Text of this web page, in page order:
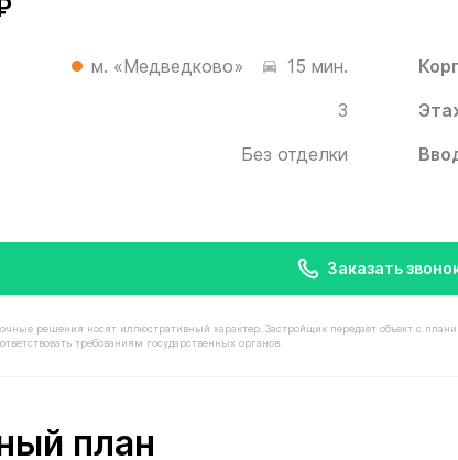
м. «Медведково» 15 мин.
3
Без отделки
Заказать
решения носят иллюстративный характер. Застройщик передаёт объект с
требованиям государственных органов.
план